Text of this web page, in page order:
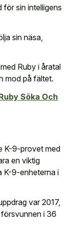
för sin intelligens
sin näsa,
Ruby i åratal
mod på fältet.
Söka Och
K-9-provet med
en viktig
K-9-enheterna i
var 2017,
i 36